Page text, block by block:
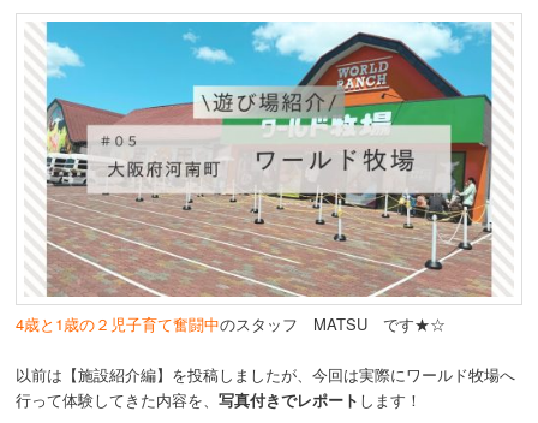
ン
ツ
へ
移
動
4歳と1歳の２児子育て奮闘中のスタッフ MATSU です★☆
以前は【施設紹介編】を投稿しましたが、今回は実際にワールド牧場へ
行って体験してきた内容を、写真付きでレポート します！